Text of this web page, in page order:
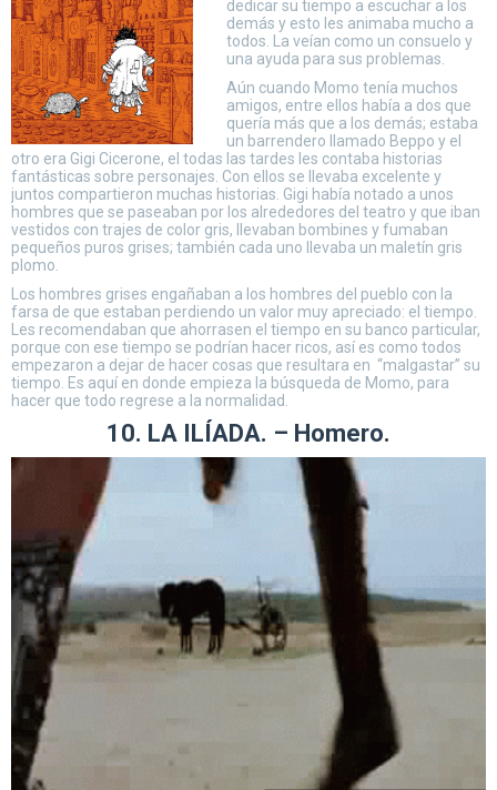
dedicar su tiempo a escuchar a los
demás y esto les animaba mucho a
todos. La veían como un consuelo y
una ayuda para sus problemas.
Aún cuando Momo tenía muchos
amigos, entre ellos había a dos que
quería más que a los demás; estaba
un barrendero llamado Beppo y el
otro era Gigi Cicerone, el todas las tardes les contaba historias
fantásticas sobre personajes. Con ellos se llevaba excelente y
juntos compartieron muchas historias. Gigi había notado a unos
hombres que se paseaban por los alrededores del teatro y que iban
vestidos con trajes de color gris, llevaban bombines y fumaban
pequeños puros grises; también cada uno llevaba un maletín gris
plomo.
Los hombres grises engañaban a los hombres del pueblo con la
farsa de que estaban perdiendo un valor muy apreciado: el tiempo.
Les recomendaban que ahorrasen el tiempo en su banco particular,
porque con ese tiempo se podrían hacer ricos, así es como todos
empezaron a dejar de hacer cosas que resultara en “malgastar” su
tiempo. Es aquí en donde empieza la búsqueda de Momo, para
hacer que todo regrese a la normalidad.
10. LA ILÍADA. – Homero.